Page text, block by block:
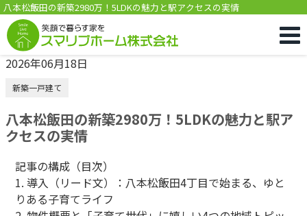
八本松飯田の新築2980万！5LDKの魅力と駅アクセスの実情
2026年06月18日
新築一戸建て
八本松飯田の新築2980万！5LDKの魅力と駅ア
クセスの実情
記事の構成（目次）
1. 導入（リード文）：八本松飯田4丁目で始まる、ゆと
りある子育てライフ